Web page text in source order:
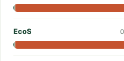
EcoS 0